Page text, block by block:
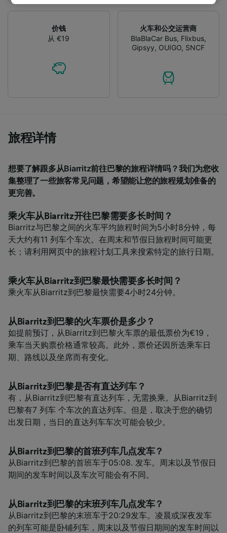
价钱
从 €19
火车和公交运营商
BlaBlaCar Bus, Flixbus,
Gipsyy, OUIGO, SNCF
旅程详情
想要了解跟多从Biarritz前往巴黎的旅程详情吗？我们为您收
集整理了一些旅客常见问题，希望能让您的旅程规划准备的
更完善。
乘火车从Biarritz开往巴黎需要多长时间？
Biarritz与巴黎之间的火车平均旅程时间为5小时8分钟，每
天大约有11 列车个车次。在周末和节假日旅程时间可能更
长；请利用网页中的旅程计划工具来搜索特定的旅行日期。
乘火车从Biarritz到巴黎最快需要多长时间？
乘火车从Biarritz到巴黎最快需要4小时24分钟。
从Biarritz到巴黎的火车票价是多少？
如提前预订，从Biarritz到巴黎火车票的最低票价为€19，
乘车当天购票价格通常较高。此外，票价还因所选乘车日
期、路线以及坐席而有变化。
从Biarritz到巴黎是否有直达列车？
有，从Biarritz到巴黎有直达列车，无需换乘。从Biarritz到
巴黎有7 列车 个车次的直达列车。但是，取决于您的确切
出发日期，当日的直达列车车次可能会较少。
从Biarritz到巴黎的首班列车几点发车？
从Biarritz到巴黎的首班车于05:08. 发车。周末以及节假日
期间的发车时间以及车次可能会有不同。
从Biarritz到巴黎的末班列车几点发车？
从Biarritz到巴黎的末班车于20:29发车。凌晨或深夜发车
的列车可能是卧铺列车，周末以及节假日期间的发车时间以
track you.
We and our partners process data to provide:
Use precise geolocation data. Actively scan
device characteristics for identification. Store
Personalised advertising and content,
advertising and content measurement,